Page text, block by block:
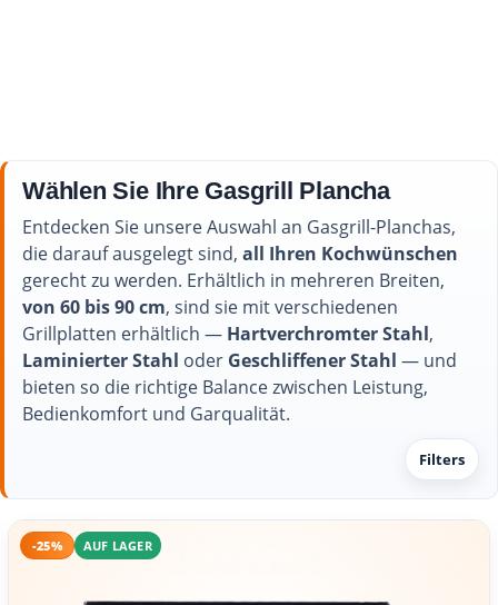
Wählen Sie Ihre Gasgrill Plancha
Entdecken Sie unsere Auswahl an Gasgrill-Planchas,
die darauf ausgelegt sind, all Ihren Kochwünschen
gerecht zu werden. Erhältlich in mehreren Breiten,
von 60 bis 90 cm, sind sie mit verschiedenen
Grillplatten erhältlich — Hartverchromter Stahl,
Laminierter Stahl oder Geschliffener Stahl — und
bieten so die richtige Balance zwischen Leistung,
Bedienkomfort und Garqualität.
Filters
-25% AUF LAGER